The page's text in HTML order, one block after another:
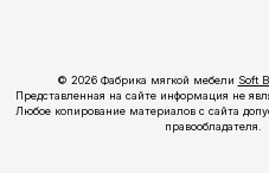
© 2026 Фабрика мягкой мебели Soft
Представленная на сайте информация не
Любое копирование материалов с сайта
правообладателя.